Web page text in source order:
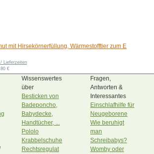
mit Hirsekörnerfüllung, Wärmestofftier zum E
Lieferzeiten
€
Wissenswertes
über
Besticken von
Badeponcho,
Babydecke,
Handtücher, ...
Pololo
Krabbelschuhe
Rechtsregulat
Fragen,
Antworten &
Interessantes
Einschlafhilfe für
Neugeborene
Wie beruhigt
man
Schreibabys?
Womby oder